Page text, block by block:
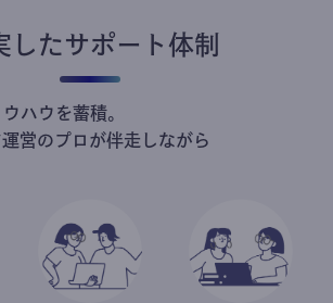
したサポート体制
ハウを蓄積。
営のプロが伴走しながら